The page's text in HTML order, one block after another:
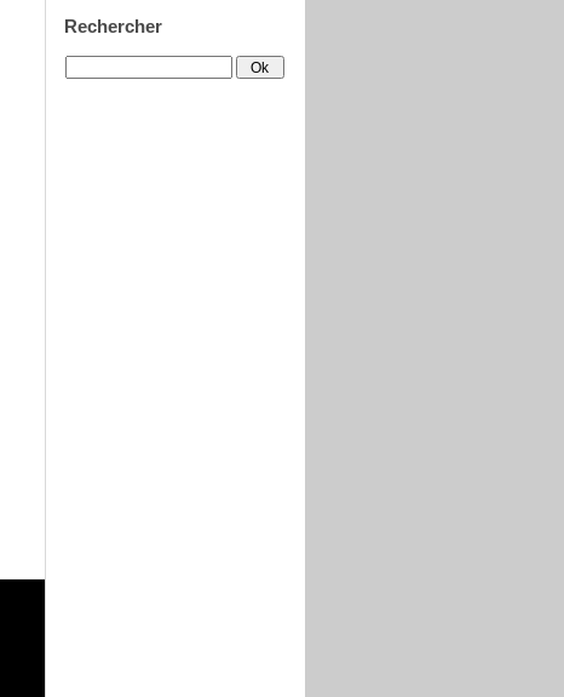
Rechercher